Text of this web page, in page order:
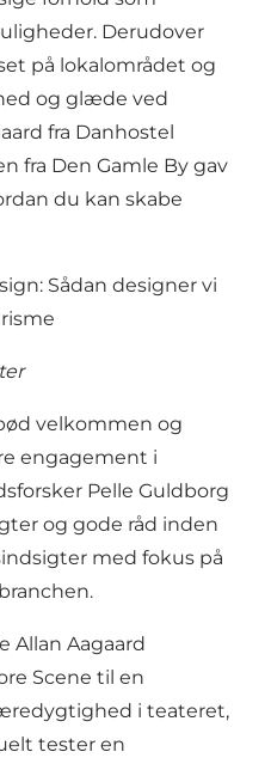
Derudover
på lokalområdet og
og glæde ved
fra Danhostel
fra Den Gamle By gav
du kan skabe
Sådan designer vi
velkommen og
engagement i
Pelle Guldborg
og gode råd inden
med fokus på
Allan Aagaard
Scene til en
i teateret,
tester en